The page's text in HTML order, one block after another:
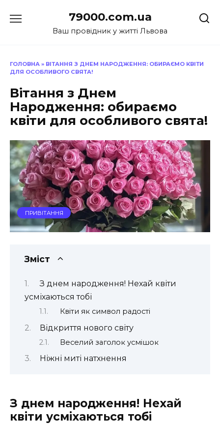
до
79000.com.ua
Ваш провідник у житті Львова
ГОЛОВНА » ВІТАННЯ З ДНЕМ НАРОДЖЕННЯ: ОБИРАЄМО КВІТИ
ДЛЯ ОСОБЛИВОГО СВЯТА!
Вітання з Днем
Народження: обираємо
квіти для особливого свята!
ПРИВІТАННЯ
Зміст
З днем народження! Нехай квіти
усміхаються тобі
Квіти як символ радості
Відкриття нового світу
Веселий заголок усмішок
Ніжні миті натхнення
З днем народження! Нехай
квіти усміхаються тобі